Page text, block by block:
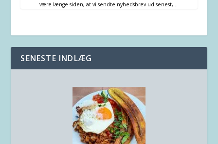
være længe siden, at vi sendte nyhedsbrev ud senest,…
SENESTE INDLÆG